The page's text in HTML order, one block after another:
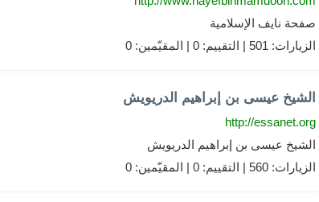
صفحة نايف الإسلامية
الزيارات: 501 | التقييم: 0 | المقيّمين: 0
الشيخ عيسى بن إبراهيم الدريويش
http://essanet.org
الشيخ عيسى بن إبراهيم الدريويش
الزيارات: 560 | التقييم: 0 | المقيّمين: 0